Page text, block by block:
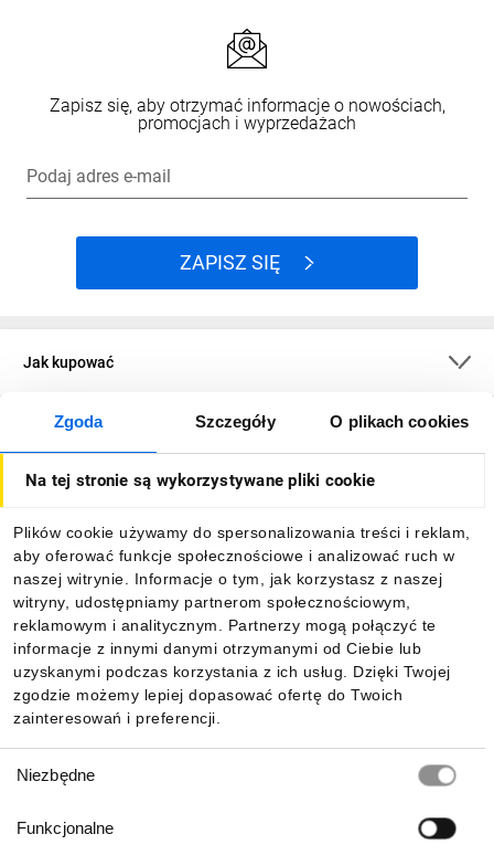
Zgoda Szczegóły O plikach cookies
Na tej stronie są wykorzystywane pliki cookie
Plików cookie używamy do spersonalizowania treści i reklam,
aby oferować funkcje społecznościowe i analizować ruch w
naszej witrynie. Informacje o tym, jak korzystasz z naszej
witryny, udostępniamy partnerom społecznościowym,
reklamowym i analitycznym. Partnerzy mogą połączyć te
informacje z innymi danymi otrzymanymi od Ciebie lub
uzyskanymi podczas korzystania z ich usług. Dzięki Twojej
zgodzie możemy lepiej dopasować ofertę do Twoich
zainteresowań i preferencji.
zgody
Niezbędne
Funkcjonalne
Zapisz się, aby otrzymać informacje o nowościach,
promocjach i wyprzedażach
Podaj adres e-mail
ZAPISZ SIĘ
Jak kupować
O firmie
Informacje
Pobierz naszą aplikację mobilną: